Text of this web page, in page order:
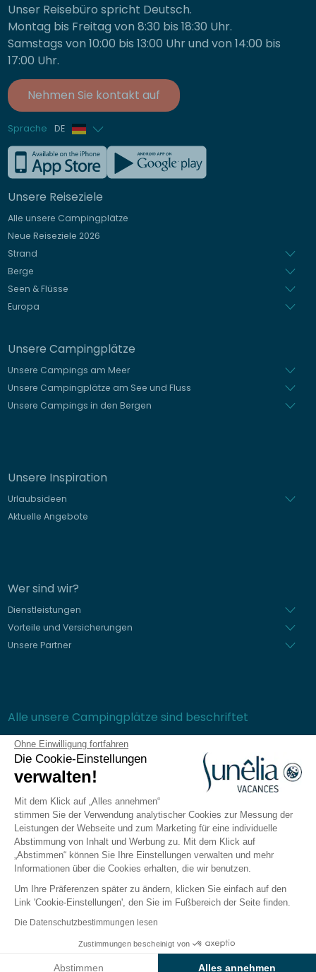
Ohne Einwilligung fortfahren
Die Cookie-Einstellungen
verwalten!
Mit dem Klick auf „Alles annehmen“
stimmen Sie der Verwendung analytischer Cookies zur Messung der
Leistungen der Webseite und zum Marketing für eine individuelle
Abstimmung von Inhalt und Werbung zu. Mit dem Klick auf
„Abstimmen“ können Sie Ihre Einstellungen verwalten und mehr
Informationen über die Cookies erhalten, die wir benutzen.
Um Ihre Präferenzen später zu ändern, klicken Sie einfach auf den
Link 'Cookie-Einstellungen', den Sie im Fußbereich der Seite finden.
Die Datenschutzbestimmungen lesen
Zustimmungen bescheinigt von
Abstimmen Alles annehmen
Ergebnisse auf der Karte anzeigen
Unser Reisebüro spricht Deutsch.
Montag bis Freitag von 8:30 bis 18:30 Uhr.
Samstags von 10:00 bis 13:00 Uhr und von 14:00 bis
17:00 Uhr.
Nehmen Sie kontakt auf
Sprache DE
Französisch
Englisch
Italienisch
Spanisch
Unsere Reiseziele
Alle unsere Campingplätze
Neue Reiseziele 2026
Strand
Berge
Seen & Flüsse
Europa
Unsere Campingplätze
Unsere Campings am Meer
Unsere Campingplätze am See und Fluss
Unsere Campings in den Bergen
Unsere Inspiration
Urlaubsideen
Aktuelle Angebote
Wer sind wir?
Dienstleistungen
Vorteile und Versicherungen
Unsere Partner
Alle unsere Campingplätze sind beschriftet
Sichere Bezahlung
Häufig gestellte Fragen
Allgemeine Verkaufsbedingungen
Datenschutzrichtlinie
Rechtliche Hinweise
Seitenverzeichnis
Die Sunêlia-App